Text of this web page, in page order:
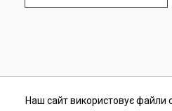
Наш сайт використовує файли